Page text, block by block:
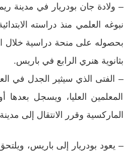
نبوغه العلمي منذ دراسته
بحصوله على منحة دراسية خلال
بثانوية هنري الرابع في باريس.
– الفتى الذي سيثير الجدل في
المعلمين العليا، ويسجل
الماركسية وقرر الانتقال إلى
– يعود بودريار إلى باريس،